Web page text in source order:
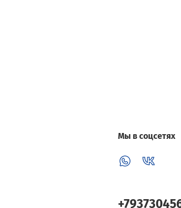
Мы в соцсетях